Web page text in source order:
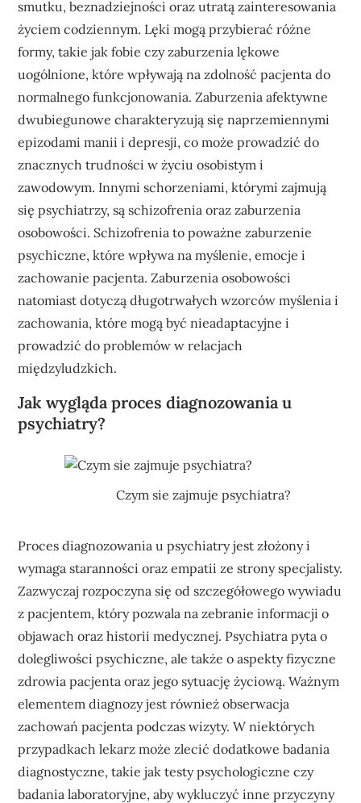
smutku, beznadziejności oraz utratą zainteresowania
życiem codziennym. Lęki mogą przybierać różne
formy, takie jak fobie czy zaburzenia lękowe
uogólnione, które wpływają na zdolność pacjenta do
normalnego funkcjonowania. Zaburzenia afektywne
dwubiegunowe charakteryzują się naprzemiennymi
epizodami manii i depresji, co może prowadzić do
znacznych trudności w życiu osobistym i
zawodowym. Innymi schorzeniami, którymi zajmują
się psychiatrzy, są schizofrenia oraz zaburzenia
osobowości. Schizofrenia to poważne zaburzenie
psychiczne, które wpływa na myślenie, emocje i
zachowanie pacjenta. Zaburzenia osobowości
natomiast dotyczą długotrwałych wzorców myślenia i
zachowania, które mogą być nieadaptacyjne i
prowadzić do problemów w relacjach
międzyludzkich.
Jak wygląda proces diagnozowania u
psychiatry?
Czym sie zajmuje psychiatra?
Proces diagnozowania u psychiatry jest złożony i
wymaga staranności oraz empatii ze strony specjalisty.
Zazwyczaj rozpoczyna się od szczegółowego wywiadu
z pacjentem, który pozwala na zebranie informacji o
objawach oraz historii medycznej. Psychiatra pyta o
dolegliwości psychiczne, ale także o aspekty fizyczne
zdrowia pacjenta oraz jego sytuację życiową. Ważnym
elementem diagnozy jest również obserwacja
zachowań pacjenta podczas wizyty. W niektórych
przypadkach lekarz może zlecić dodatkowe badania
diagnostyczne, takie jak testy psychologiczne czy
badania laboratoryjne, aby wykluczyć inne przyczyny